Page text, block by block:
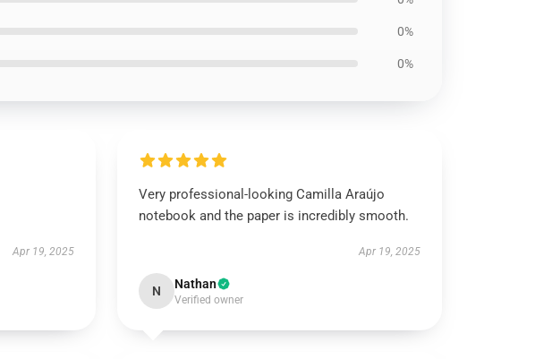
0%
0%
Apr 19, 2025
Very professional-looking Camilla Araújo
notebook and the paper is incredibly smooth.
Apr 19, 2025
N Nathan
Verified owner